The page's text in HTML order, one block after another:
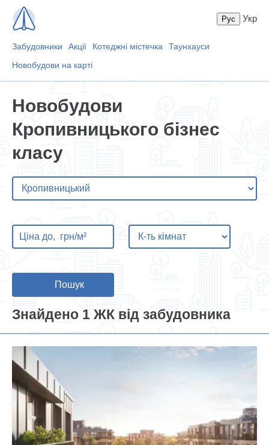
Забудовники Акції Котеджні містечка
Таунхауси
Новобудови на карті
Укр
Новобудови
Кропивницького бізнес
класу
Пошук
Знайдено 1 ЖК від забудовника